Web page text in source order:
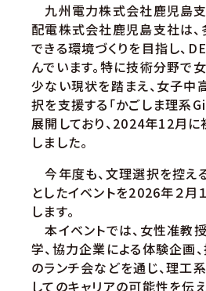
九州電力株式会社鹿児島
配電株式会社鹿児島支社は
できる環境づくりを目指し、
んでいます。特に技術分野で
少ない現状を踏まえ、女子
択を支援する「かごしま理系
展開しており、2024年12月
しました。
今年度も、文理選択を控え
としたイベントを2026年２月
します。
本イベントでは、女性准教
学、協力企業による体験企画
のランチ会などを通じ、理工
してのキャリアの可能性を伝